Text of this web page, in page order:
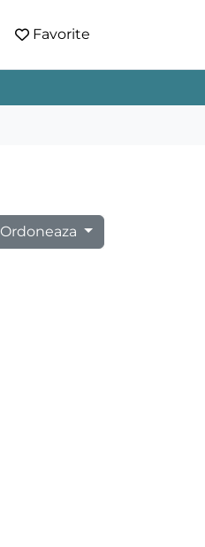
Favorite
Ordoneaza